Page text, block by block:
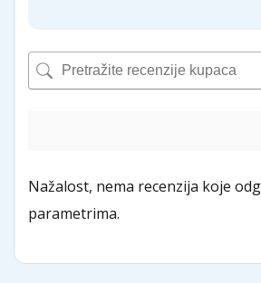
Nažalost, nema recenzija koje
parametrima.